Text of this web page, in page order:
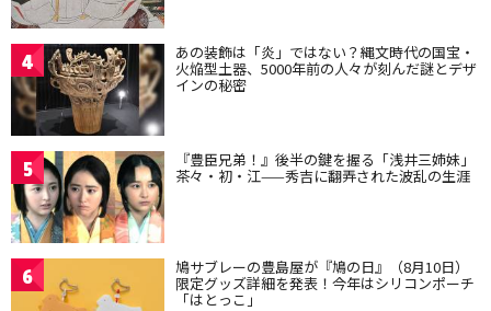
4 あの装飾は「炎」ではない？縄文時代の国宝・
火焔型土器、5000年前の人々が刻んだ謎とデザ
インの秘密
5 『豊臣兄弟！』後半の鍵を握る「浅井三姉妹」
茶々・初・江——秀吉に翻弄された波乱の生涯
6 鳩サブレーの豊島屋が『鳩の日』（8月10日）
限定グッズ詳細を発表！今年はシリコンポーチ
「はとっこ」